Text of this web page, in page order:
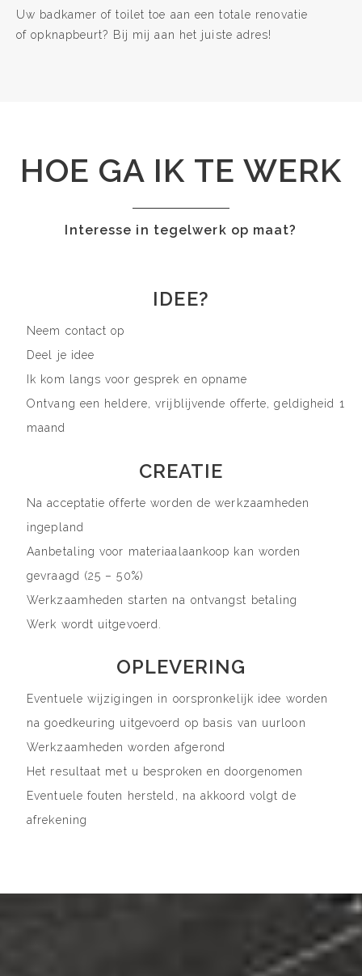
Uw badkamer of toilet toe aan een totale renovatie
of opknapbeurt? Bij mij aan het juiste adres!
HOE GA IK TE WERK
Interesse in tegelwerk op maat?
IDEE?
Neem contact op
Deel je idee
Ik kom langs voor gesprek en opname
Ontvang een heldere, vrijblijvende offerte, geldigheid 1
maand
CREATIE
Na acceptatie offerte worden de werkzaamheden
ingepland
Aanbetaling voor materiaalaankoop kan worden
gevraagd (25 – 50%)
Werkzaamheden starten na ontvangst betaling
Werk wordt uitgevoerd.
OPLEVERING
Eventuele wijzigingen in oorspronkelijk idee worden
na goedkeuring uitgevoerd op basis van uurloon
Werkzaamheden worden afgerond
Het resultaat met u besproken en doorgenomen
Eventuele fouten hersteld, na akkoord volgt de
afrekening